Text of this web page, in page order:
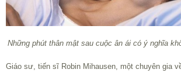
Những phút thân mật sau cuộc ân ái có ý nghĩa
Giáo sư, tiến sĩ Robin Mihausen, một chuyên gia